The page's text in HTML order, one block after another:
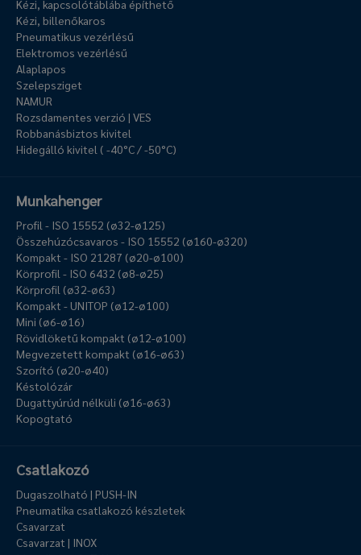
Kézi, kapcsolótáblába építhető
Kézi, billenőkaros
Pneumatikus vezérlésű
Elektromos vezérlésű
Alaplapos
Szelepsziget
NAMUR
Rozsdamentes verzió | VES
Robbanásbiztos kivitel
Hidegálló kivitel ( -40°C / -50°C)
Munkahenger
Profil - ISO 15552 (ø32-ø125)
Összehúzócsavaros - ISO 15552 (ø160-ø320)
Kompakt - ISO 21287 (ø20-ø100)
Körprofil - ISO 6432 (ø8-ø25)
Körprofil (ø32-ø63)
Kompakt - UNITOP (ø12-ø100)
Mini (ø6-ø16)
Rövidlöketű kompakt (ø12-ø100)
Megvezetett kompakt (ø16-ø63)
Szorító (ø20-ø40)
Késtolózár
Dugattyúrúd nélküli (ø16-ø63)
Kopogtató
Csatlakozó
Dugaszolható | PUSH-IN
Pneumatika csatlakozó készletek
Csavarzat
Csavarzat | INOX